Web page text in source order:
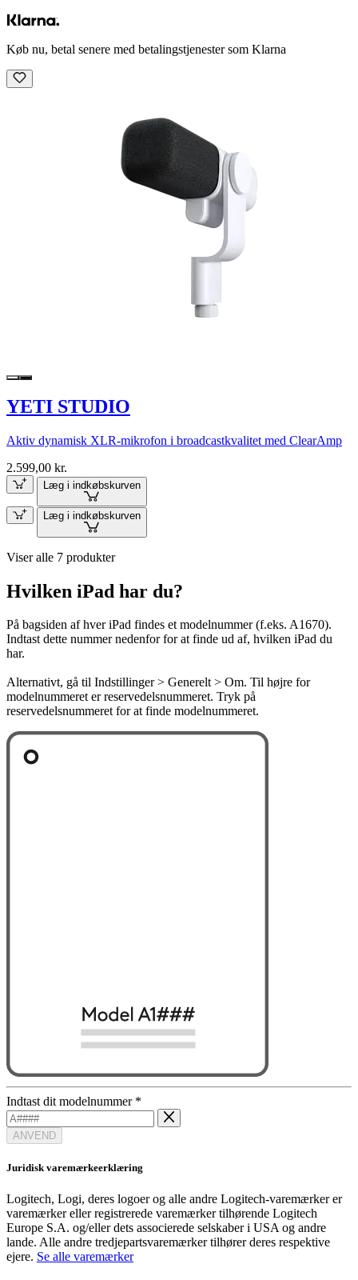
Køb nu, betal senere med betalingstjenester som Klarna
YETI STUDIO
Aktiv dynamisk XLR-mikrofon i broadcastkvalitet med ClearAmp
2.599,00 kr.
Læg i indkøbskurven
Læg i indkøbskurven
Viser alle 7 produkter
Hvilken iPad har du?
På bagsiden af hver iPad findes et modelnummer (f.eks. A1670).
Indtast dette nummer nedenfor for at finde ud af, hvilken iPad du
har.
Alternativt, gå til Indstillinger > Generelt > Om. Til højre for
modelnummeret er reservedelsnummeret. Tryk på
reservedelsnummeret for at finde modelnummeret.
Indtast dit modelnummer *
ANVEND
Juridisk varemærkeerklæring
Logitech, Logi, deres logoer og alle andre Logitech-varemærker er
varemærker eller registrerede varemærker tilhørende Logitech
Europe S.A. og/eller dets associerede selskaber i USA og andre
lande. Alle andre tredjepartsvaremærker tilhører deres respektive
ejere. Se alle varemærker